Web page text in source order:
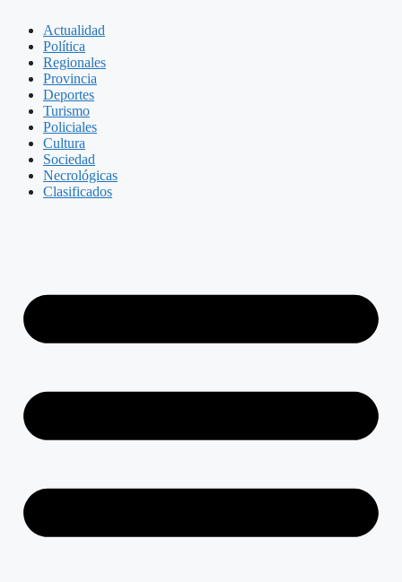
Actualidad
Política
Regionales
Provincia
Deportes
Turismo
Policiales
Cultura
Sociedad
Necrológicas
Clasificados